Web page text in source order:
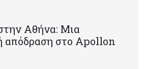
Αθήνα: Μια
απόδραση στο Apollon